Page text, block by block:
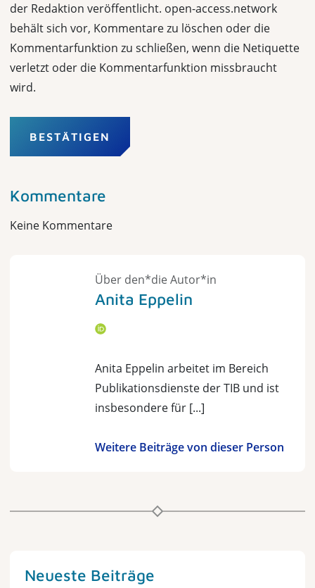
der Redaktion veröffentlicht. open-access.network
behält sich vor, Kommentare zu löschen oder die
Kommentarfunktion zu schließen, wenn die Netiquette
verletzt oder die Kommentarfunktion missbraucht
wird.
BESTÄTIGEN
Kommentare
Keine Kommentare
Über den*die Autor*in
Anita Eppelin
Anita Eppelin arbeitet im Bereich
Publikationsdienste der TIB und ist
insbesondere für [...]
Weitere Beiträge von dieser Person
Neueste Beiträge